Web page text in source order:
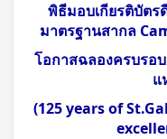
พิธีมอบเกียรติบัตร
มาตรฐานสากล
โอกาสฉลองครบรอ
แ
(125 years of